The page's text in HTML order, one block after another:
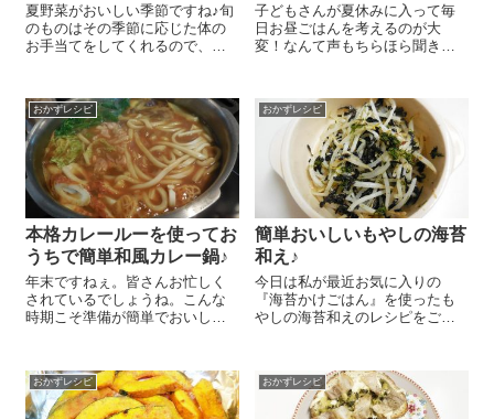
夏野菜がおいしい季節ですね♪旬
のものはその季節に応じた体の
お手当てをしてくれるので、た
日はピーマンをおいしくたっぷ
り食べられるピーマンのツナ和
えのレシピをご紹介しまーす...
子どもさんが夏休みに入って毎
日お昼ごはんを考えるのが大
変！なんて声もちらほら聞きま
ーガーのレシピをご紹介しまー
す 厚揚げ 1枚、汁気を切ったツ
ナ缶 1缶、乾燥ひじき 小さじ
1、片栗...
おかずレシピ
本格カレールーを使ってお
うちで簡単和風カレー鍋♪
年末ですねぇ。皆さんお忙しく
されているでしょうね。こんな
時期こそ準備が簡単でおいしい
レー鍋のレシピをご紹介しまー
す ささっと作ってゆっくりおい
しくいただいちゃいましょう～
おかずレシピ
簡単おいしいもやしの海苔
和え♪
今日は私が最近お気に入りの
『海苔かけごはん』を使ったも
やしの海苔和えのレシピをご紹
ですよ～!(^^)! もやし 1/2袋はさ
っとゆでておきます。水気をよ
く切ったもやしに『海苔か...
おかずレシピ おかずレシピ